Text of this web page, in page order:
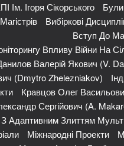
Ім. Ігоря Сікорського
Вибіркові
Вступ До
Впливу Війни На
Валерій Якович (V.
(Dmytro Zhelezniakov)
Кравцов Олег
Сергійович (A.
Злиттям
Міжнародні Проекти